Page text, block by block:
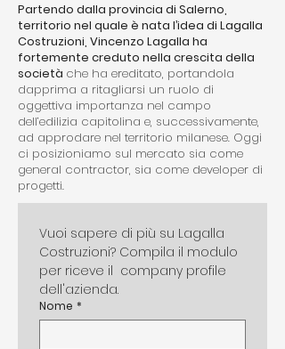
Partendo dalla provincia di Salerno,
territorio nel quale è nata l’idea di Lagalla
Costruzioni, Vincenzo Lagalla ha
fortemente creduto nella crescita della
società che ha ereditato, portandola
dapprima a ritagliarsi un ruolo di
oggettiva importanza nel campo
dell’edilizia capitolina e, successivamente,
ad approdare nel territorio milanese. Oggi
ci posizioniamo sul mercato sia come
general contractor, sia come developer di
progetti.
Vuoi sapere di più su Lagalla
Costruzioni? Compila il modulo
per riceve il  company profile
dell'azienda.
Nome *